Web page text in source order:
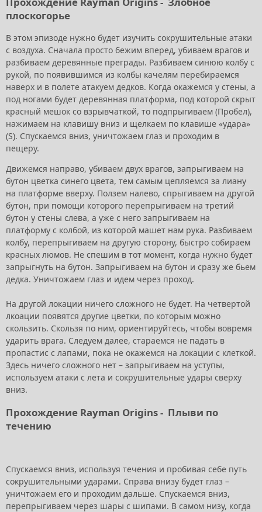
плоскогорье
В этом эпизоде нужно будет изучить сокрушительные атаки
с воздуха. Сначала просто бежим вперед, убиваем врагов и
разбиваем деревянные преграды. Разбиваем синюю колбу с
рукой, по появившимся из колбы качелям перебираемся
наверх и в полете атакуем дедков. Когда окажемся у стены, а
под ногами будет деревянная платформа, под которой скрыт
красный мешок со взрывчаткой, то подпрыгиваем (Пробел),
нажимаем на клавишу вниз и щелкаем по клавише «удара»
(S). Спускаемся вниз, уничтожаем глаз и проходим в
пещеру.
Движемся направо, убиваем двух врагов, запрыгиваем на
бутон цветка синего цвета, тем самым цепляемся за лиану
на платформе вверху. Ползем налево, спрыгиваем на другой
бутон, при помощи которого перепрыгиваем на третий
бутон у стены слева, а уже с него запрыгиваем на
платформу с колбой, из которой машет нам рука. Разбиваем
колбу, перепрыгиваем на другую сторону, быстро собираем
красных люмов. Не спешим в тот момент, когда нужно будет
запрыгнуть на бутон. Запрыгиваем на бутон и сразу же бьем
дедка. Уничтожаем глаз и идем через проход.
На другой локации ничего сложного не будет. На четвертой
лкоации появятся другие цветки, по которым можно
скользить. Скользя по ним, ориентируйтесь, чтобы вовремя
ударить врага. Следуем далее, стараемся не падать в
пропастис с лапами, пока не окажемся на локации с клеткой.
Здесь ничего сложного нет – запрыгиваем на уступы,
используем атаки с лета и сокрушительные удары сверху
вниз.
Прохождение Rayman Origins - Плыви по
течению
Спускаемся вниз, используя течения и пробивая себе путь
сокрушительными ударами. Справа внизу будет глаз –
уничтожаем его и проходим дальше. Спускаемся вниз,
перепрыгиваем через шары с шипами. В самом низу, когда